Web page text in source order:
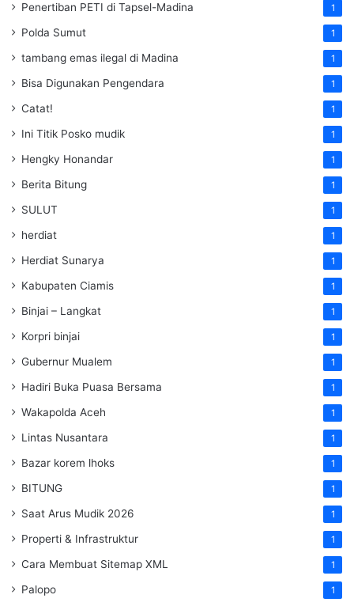
Penertiban PETI di Tapsel-Madina 1
Polda Sumut 1
tambang emas ilegal di Madina 1
Bisa Digunakan Pengendara 1
Catat! 1
Ini Titik Posko mudik 1
Hengky Honandar 1
Berita Bitung 1
SULUT 1
herdiat 1
Herdiat Sunarya 1
Kabupaten Ciamis 1
Binjai – Langkat 1
Korpri binjai 1
Gubernur Mualem 1
Hadiri Buka Puasa Bersama 1
Wakapolda Aceh 1
Lintas Nusantara 1
Bazar korem lhoks 1
BITUNG 1
Saat Arus Mudik 2026 1
Properti & Infrastruktur 1
Cara Membuat Sitemap XML 1
Palopo 1